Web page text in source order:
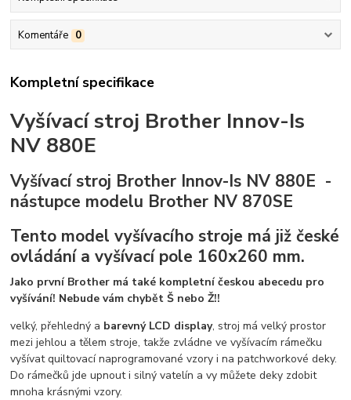
Komentáře 0
Kompletní specifikace
Vyšívací stroj Brother Innov-Is
NV 880E
Vyšívací stroj Brother Innov-Is NV 880E -
nástupce modelu Brother NV 870SE
Tento model vyšívacího stroje má již české
ovládání a vyšívací pole 160x260 mm.
Jako první Brother má také kompletní českou abecedu pro
vyšívání! Nebude vám chybět Š nebo Ž!!
velký, přehledný a barevný LCD display, stroj má velký prostor
mezi jehlou a tělem stroje, takže zvládne ve vyšívacím rámečku
vyšívat quiltovací naprogramované vzory i na patchworkové deky.
Do rámečků jde upnout i silný vatelín a vy můžete deky zdobit
mnoha krásnými vzory.